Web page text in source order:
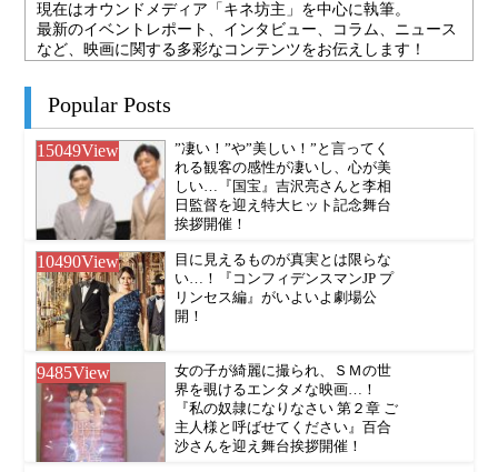
現在はオウンドメディア「キネ坊主」を中心に執筆。
最新のイベントレポート、インタビュー、コラム、ニュース
など、映画に関する多彩なコンテンツをお伝えします！
Popular Posts
15049View
”凄い！”や”美しい！”と言ってく
れる観客の感性が凄いし、心が美
しい…『国宝』吉沢亮さんと李相
日監督を迎え特大ヒット記念舞台
挨拶開催！
10490View
目に見えるものが真実とは限らな
い…！『コンフィデンスマンJP プ
リンセス編』がいよいよ劇場公
開！
9485View
女の子が綺麗に撮られ、ＳＭの世
界を覗けるエンタメな映画…！
『私の奴隷になりなさい 第２章 ご
主人様と呼ばせてください』百合
沙さんを迎え舞台挨拶開催！